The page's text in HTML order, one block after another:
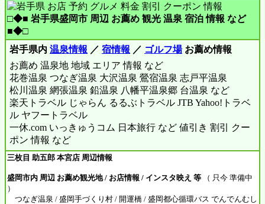
□◆■ 岩手県盛岡市 周辺 お薦め 観光 温泉 宿泊 情報 など
■◆□
岩手県内 温泉情報 ／ 宿情報 ／ ゴルフ場お薦め情報
お薦め 温泉地 地域 エリア 情報 など
花巻温泉 つなぎ温泉 大沢温泉 鶯宿温泉 志戸平温泉
松川温泉 網張温泉 鉛温泉 八幡平温泉郷 台温泉 など
楽天トラベル じゃらん るるぶトラベル JTB Yahoo!トラベ
ル ヤフートラベル
一休.com いっきゅうコム 日本旅行 など 値引き 割引 クー
ポン 情報 など
三枚目 助五郎 本宮店 周辺情報
盛岡市内 周辺 お薦め観光地 / お店情報 / インスタ映え 等 （ 只今 準備中
）
つなぎ温泉 / 盛岡手づくり村 / 開運橋 / 盛岡都心循環バス でんでんむし